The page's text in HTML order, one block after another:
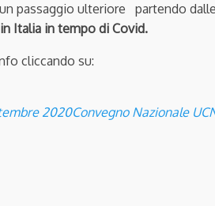
passaggio ulteriore partendo dalle
Italia in tempo di Covid.
cliccando su:
2020Convegno Nazionale